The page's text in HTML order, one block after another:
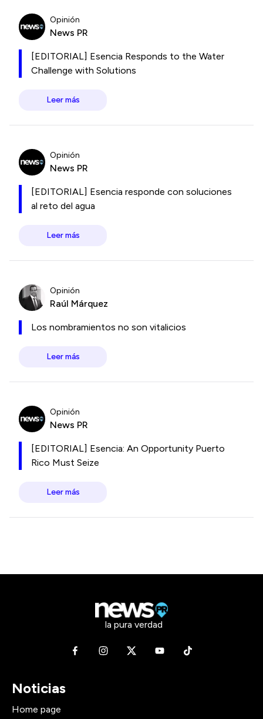
Opinión
News PR
[EDITORIAL] Esencia Responds to the Water
Challenge with Solutions
Leer más
Opinión
News PR
[EDITORIAL] Esencia responde con soluciones
al reto del agua
Leer más
Opinión
Raúl Márquez
Los nombramientos no son vitalicios
Leer más
Opinión
News PR
[EDITORIAL] Esencia: An Opportunity Puerto
Rico Must Seize
Leer más
la pura verdad
Noticias
Home page